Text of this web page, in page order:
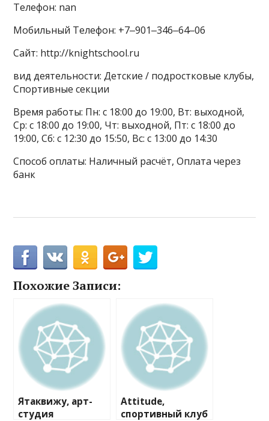
Телефон: nan
Мобильный Телефон: +7‒901‒346‒64‒06
Сайт: http://knightschool.ru
вид деятельности: Детские / подростковые клубы,
Спортивные секции
Время работы: Пн: с 18:00 до 19:00, Вт: выходной,
Ср: с 18:00 до 19:00, Чт: выходной, Пт: с 18:00 до
19:00, Сб: с 12:30 до 15:50, Вс: с 13:00 до 14:30
Способ оплаты: Наличный расчёт, Оплата через
банк
Похожие Записи:
Ятаквижу, арт-
студия
Attitude,
спортивный клуб